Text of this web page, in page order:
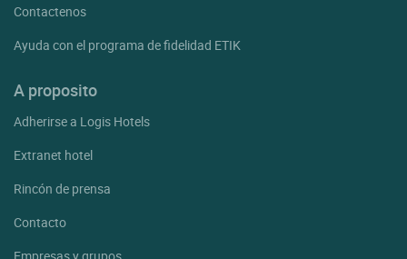
Contactenos
Ayuda con el programa de fidelidad ETIK
A proposito
Adherirse a Logis Hotels
Extranet hotel
Rincón de prensa
Contacto